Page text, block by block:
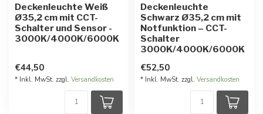
Deckenleuchte Weiß
Ø35,2 cm mit CCT-
Schalter und Sensor -
3000K/4000K/6000K
€44,50
* Inkl. MwSt. zzgl. Versandkosten
Deckenleuchte
Schwarz Ø35,2 cm mit
Notfunktion – CCT-
Schalter
3000K/4000K/6000K
€52,50
* Inkl. MwSt. zzgl. Versandkosten